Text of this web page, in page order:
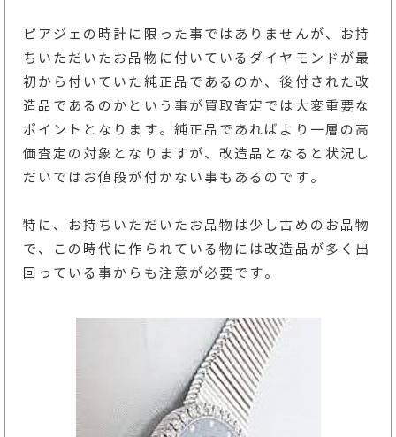
ピアジェの時計に限った事ではありませんが、お持
ちいただいたお品物に付いているダイヤモンドが最
初から付いていた純正品であるのか、後付された改
造品であるのかという事が買取査定では大変重要な
ポイントとなります。純正品であればより一層の高
価査定の対象となりますが、改造品となると状況し
だいではお値段が付かない事もあるのです。
特に、お持ちいただいたお品物は少し古めのお品物
で、この時代に作られている物には改造品が多く出
回っている事からも注意が必要です。